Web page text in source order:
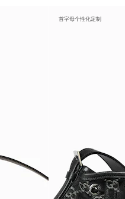
首字母个性化定制